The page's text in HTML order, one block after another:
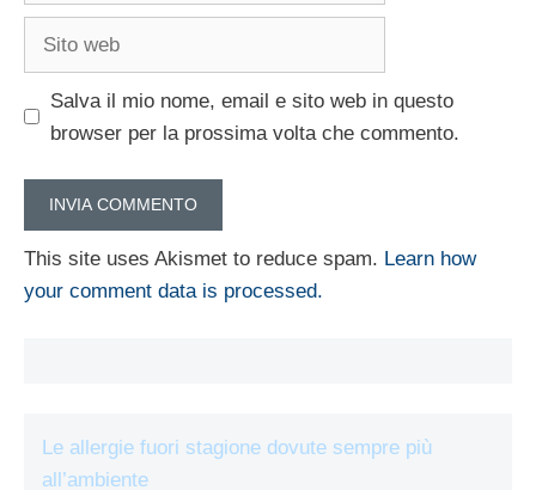
Salva il mio nome, email e sito web in questo
browser per la prossima volta che commento.
This site uses Akismet to reduce spam. Learn how
your comment data is processed.
Le allergie fuori stagione dovute sempre più
all’ambiente